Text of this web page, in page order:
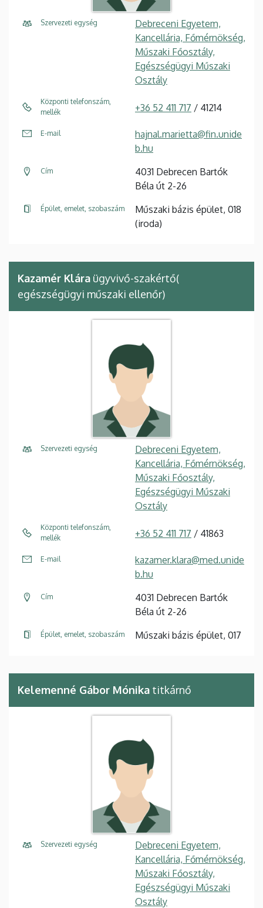
Szervezeti egység
Debreceni Egyetem,
Kancellária, Főmérnökség,
Műszaki Főosztály,
Egészségügyi Műszaki
Osztály
Központi telefonszám,
mellék
+36 52 411 717 / 41214
E-mail
hajnal.marietta@fin.unide
b.hu
Cím
4031 Debrecen Bartók
Béla út 2-26
Épület, emelet, szobaszám
Műszaki bázis épület, 018
(iroda)
Kazamér Klára ügyvivő-szakértő(
egészségügyi műszaki ellenőr)
Szervezeti egység
Debreceni Egyetem,
Kancellária, Főmérnökség,
Műszaki Főosztály,
Egészségügyi Műszaki
Osztály
Központi telefonszám,
mellék
+36 52 411 717 / 41863
E-mail
kazamer.klara@med.unide
b.hu
Cím
4031 Debrecen Bartók
Béla út 2-26
Épület, emelet, szobaszám Műszaki bázis épület, 017
Kelemenné Gábor Mónika titkárnő
Szervezeti egység
Debreceni Egyetem,
Kancellária, Főmérnökség,
Műszaki Főosztály,
Egészségügyi Műszaki
Osztály